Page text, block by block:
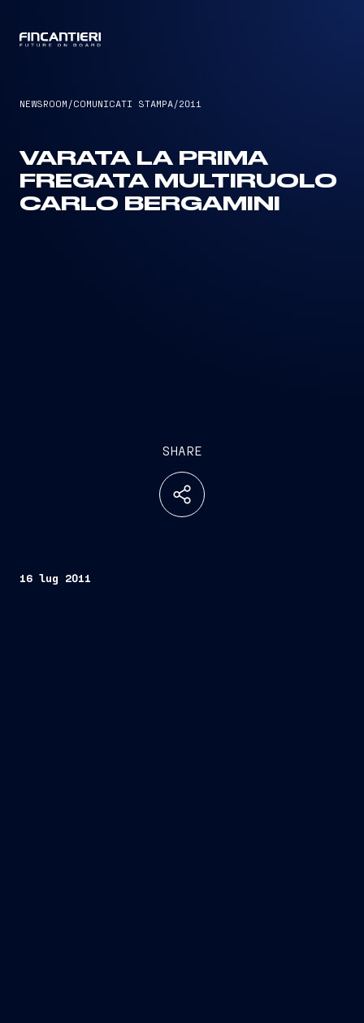
NEWSROOM /COMUNICATI STAMPA/2011
VARATA LA PRIMA
FREGATA MULTIRUOLO
CARLO BERGAMINI
SHARE
16 lug 2011